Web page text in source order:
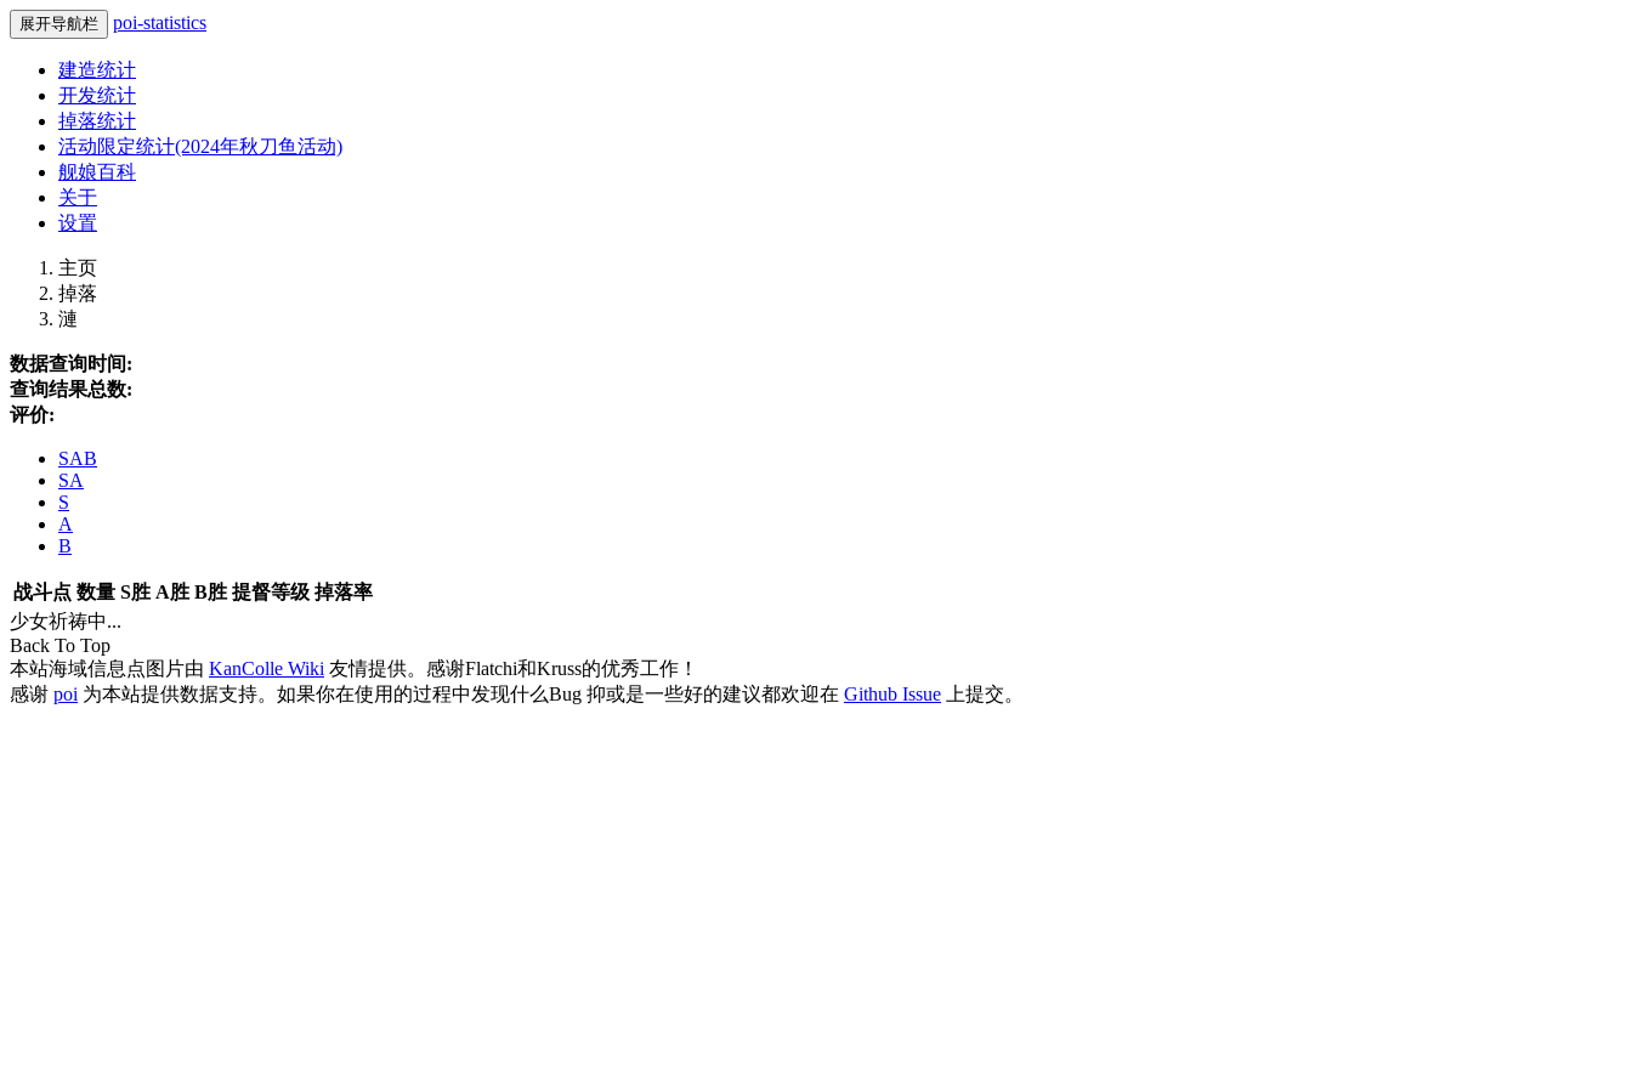
展开导航栏 poi-statistics
建造统计
开发统计
掉落统计
活动限定统计(2024年秋刀鱼活动)
舰娘百科
关于
设置
主页
掉落
漣
数据查询时间:
查询结果总数:
评价:
SAB
SA
S
A
B
战斗点 数量 S胜 A胜 B胜 提督等级 掉落率
少女祈祷中...
Back To Top
本站海域信息点图片由 KanColle Wiki 友情提供。感谢Flatchi和Kruss的优秀工作！
感谢 poi 为本站提供数据支持。如果你在使用的过程中发现什么Bug 抑或是一些好的建议都欢迎在 Github Issue 上提交。